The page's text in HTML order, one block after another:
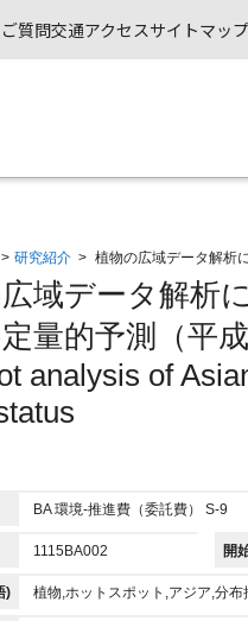
質問交通アクセスサイトマップ
> 研究紹介 > 植物の広域データ解析
域データ解析
量的予測（平成
analysis of
BA 環境-推進費（委託費） S-9
1115BA002 開
) 植物,ホットスポット,アジア,分